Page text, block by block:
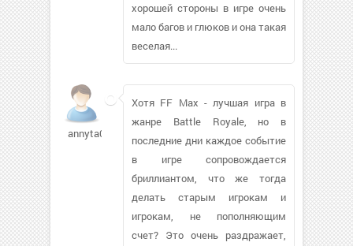
хорошей стороны в игре очень
мало багов и глюков и она такая
веселая...
annyta03784
Хотя FF Max - лучшая игра в
жанре Battle Royale, но в
последние дни каждое событие
в игре сопровождается
бриллиантом, что же тогда
делать старым игрокам и
игрокам, не пополняющим
счет? Это очень раздражает,